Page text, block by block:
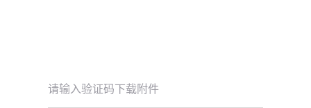
请输入验证码下载附件